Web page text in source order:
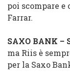
poi scompare e
Farrar.
SAXO BANK –
ma Riis è
per la Saxo